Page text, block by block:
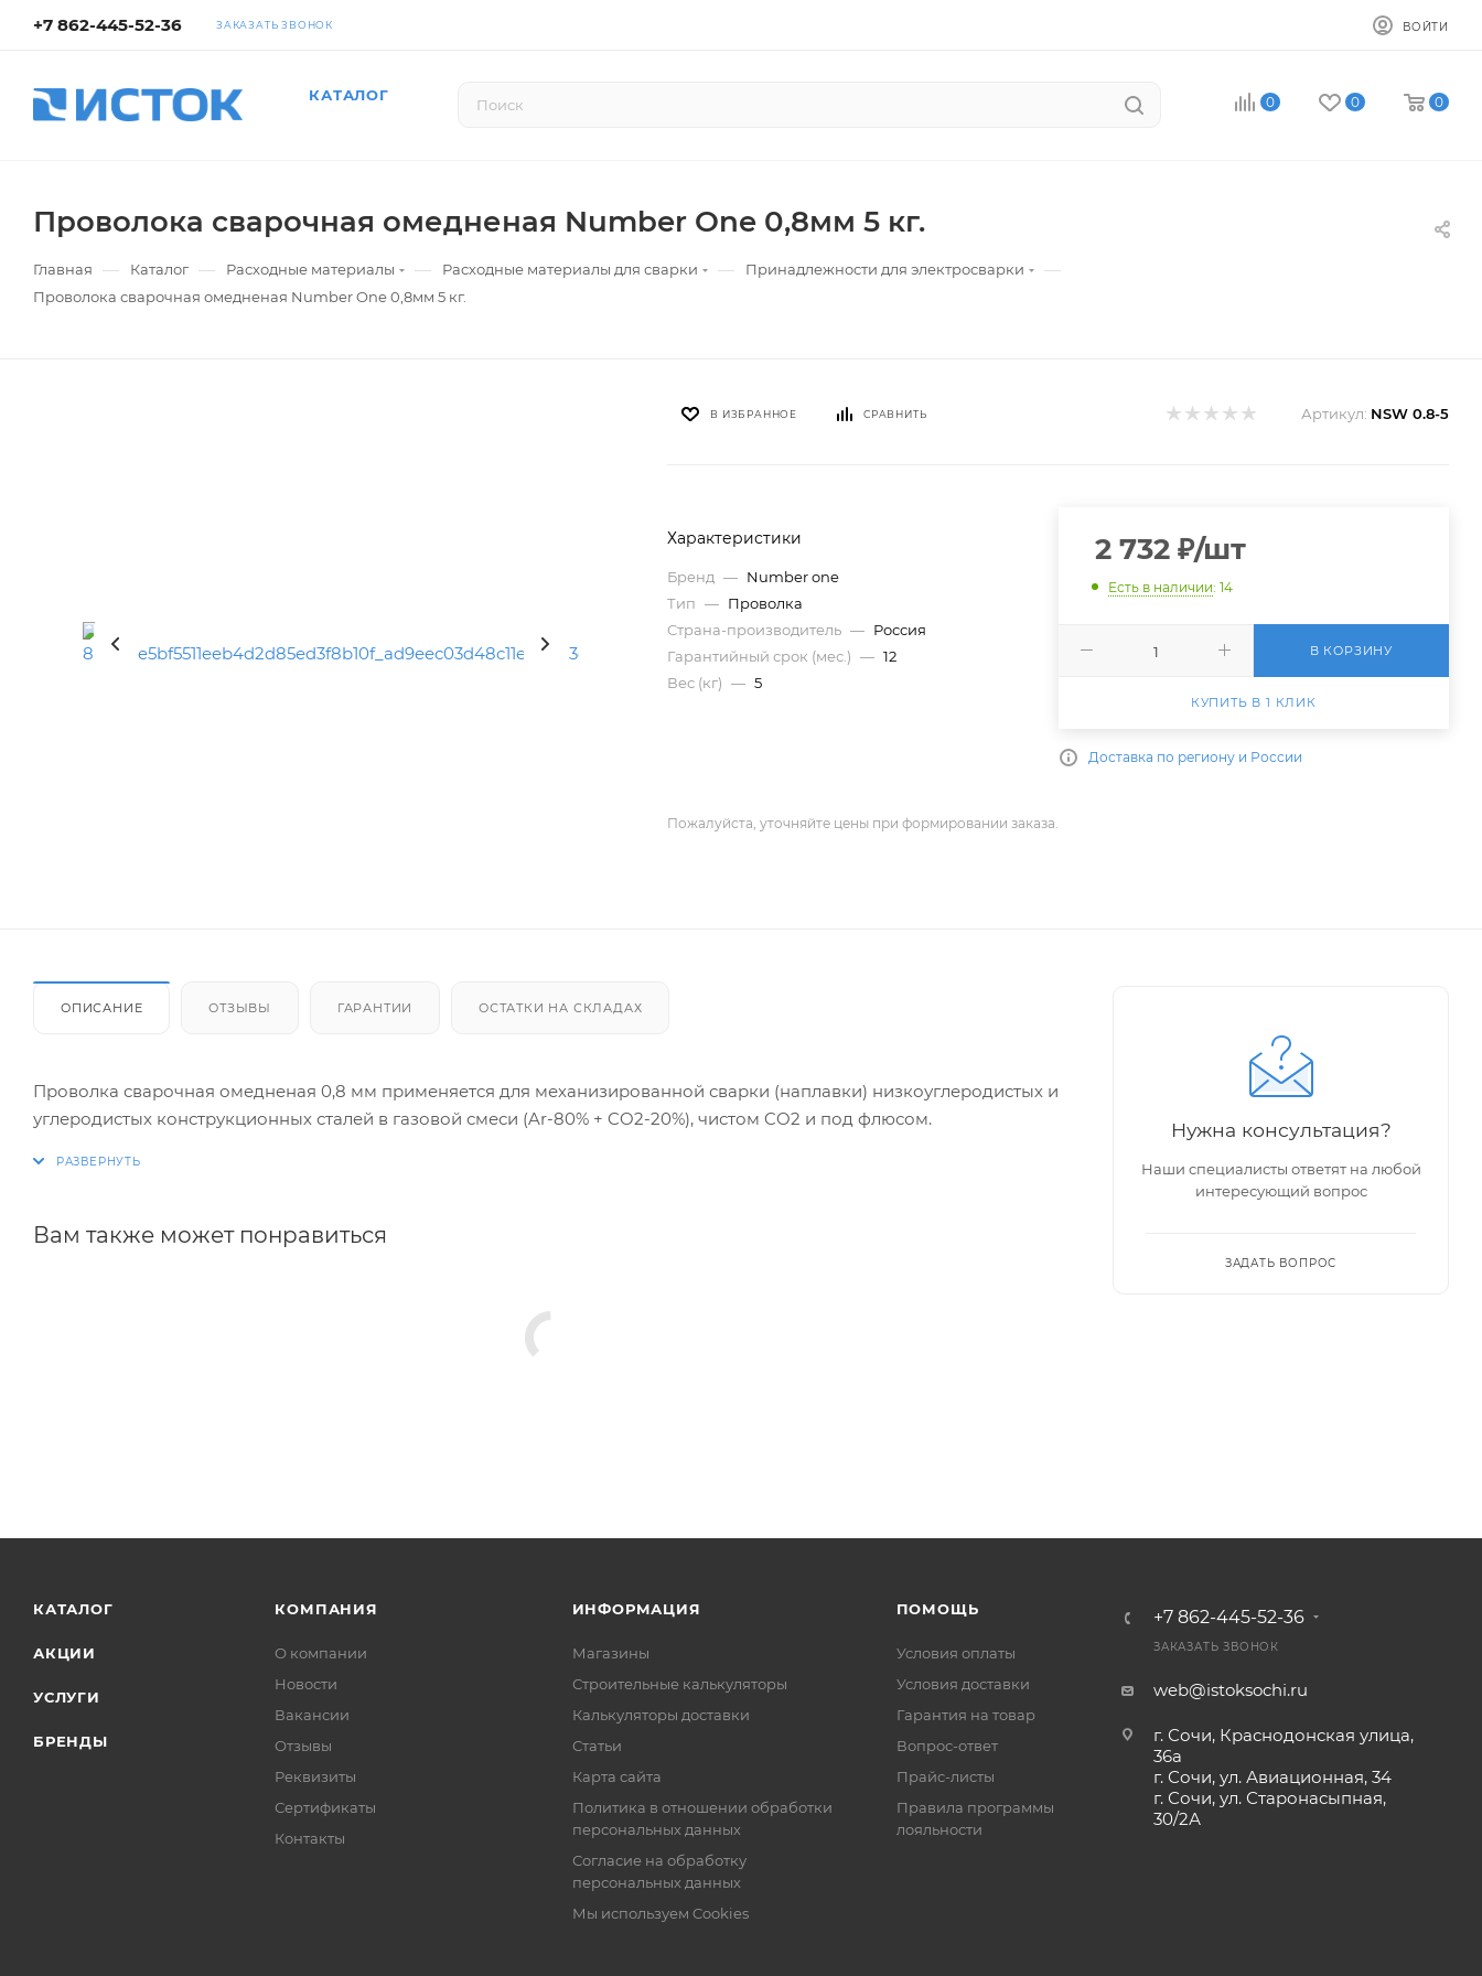
+7 862-445-52-36 ЗАКАЗАТЬ ЗВОНОК ВОЙТИ
КАТАЛОГ 0 0 0
Проволока сварочная омедненая Number One 0,8мм 5 кг.
Главная — Каталог — Расходные материалы — Расходные материалы для сварки — Принадлежности для электросварки —
Проволока сварочная омедненая Number One 0,8мм 5 кг.
В ИЗБРАННОЕ СРАВНИТЬ Артикул: NSW 0.8-5
Характеристики
Бренд — Number one
Тип — Проволка
Страна-производитель — Россия
Гарантийный срок (мес.) — 12
Вес (кг) — 5
2 732₽/шт
Есть в наличии: 14
В КОРЗИНУ
КУПИТЬ В 1 КЛИК
Доставка по региону и России
Пожалуйста, уточняйте цены при формировании заказа.
ОПИСАНИЕ ОТЗЫВЫ ГАРАНТИИ ОСТАТКИ НА СКЛАДАХ
Проволка сварочная омедненая 0,8 мм применяется для механизированной сварки (наплавки) низкоуглеродистых и
углеродистых конструкционных сталей в газовой смеси (Ar-80% + CO2-20%), чистом CO2 и под флюсом.
Вам также может понравиться
Нужна консультация?
Наши специалисты ответят на любой
интересующий вопрос
ЗАДАТЬ ВОПРОС
КАТАЛОГ
АКЦИИ
УСЛУГИ
БРЕНДЫ
КОМПАНИЯ
О компании
Новости
Вакансии
Отзывы
Реквизиты
Сертификаты
Контакты
ИНФОРМАЦИЯ
Магазины
Строительные калькуляторы
Калькуляторы доставки
Статьи
Карта сайта
Политика в отношении обработки
персональных данных
Согласие на обработку
персональных данных
Мы используем Cookies
ПОМОЩЬ
Условия оплаты
Условия доставки
Гарантия на товар
Вопрос-ответ
Прайс-листы
Правила программы
лояльности
+7 862-445-52-36
ЗАКАЗАТЬ ЗВОНОК
web@istoksochi.ru
г. Сочи, Краснодонская улица,
36а
г. Сочи, ул. Авиационная, 34
г. Сочи, ул. Старонасыпная,
30/2А